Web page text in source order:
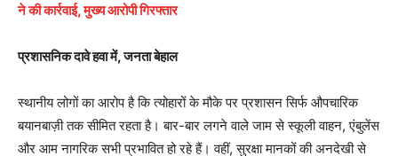
ने की कार्रवाई, मुख्य आरोपी गिरफ्तार
प्रशासनिक दावे हवा में, जनता बेहाल
स्थानीय लोगों का आरोप है कि त्योहारों के मौके पर प्रशासन सिर्फ औपचारिक
बयानबाज़ी तक सीमित रहता है। बार-बार लगने वाले जाम से स्कूली वाहन, एंबुलेंस
और आम नागरिक सभी प्रभावित हो रहे हैं। वहीं, सुरक्षा मानकों की अनदेखी से